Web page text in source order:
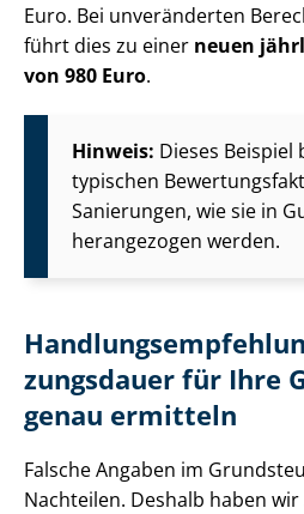
Euro. Bei unveränderten
führt dies zu einer neuen
von 980 Euro.
Hinweis: Dieses Beispiel
typischen
Sanierungen, wie sie in
herangezogen werden.
zungs­dau­er für Ihre
genau ermitteln
Falsche Angaben im
Nachteilen. Deshalb haben